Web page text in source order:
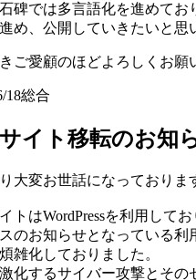
碑では多言語化を進めてお
め、公開していきたいと思
ご愛顧のほどよろしくお願
18総合
イト移転のお知
大変お世話になっておりま
トはWordPressを利用して
のお知らせとなっている利
雑化しておりました。
化するサイバー攻撃とその